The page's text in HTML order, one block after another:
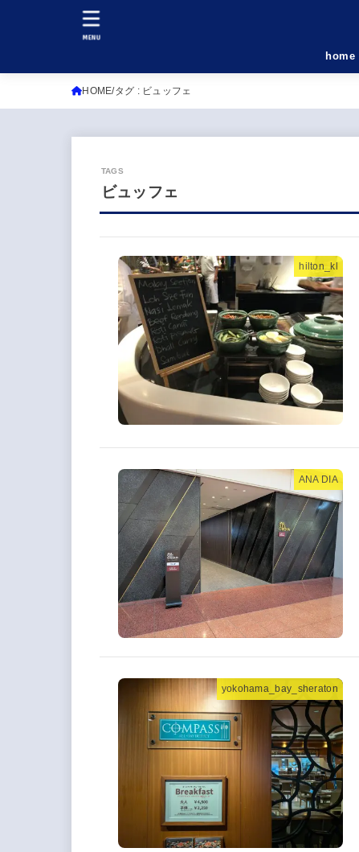
home
MENU
HOME タグ : ビュッフェ
ビュッフェ
hilton_kl
ANA DIA
yokohama_bay_sheraton